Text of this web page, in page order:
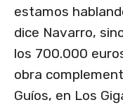
estamos
dice Navarro,
los 700.000
obra
Guíos, en Los